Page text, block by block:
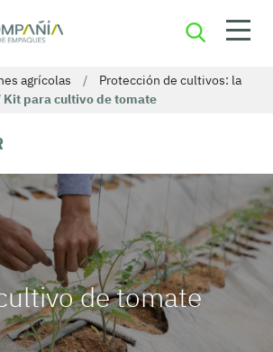
agrícolas /
Protección de cultivos: la
Kit para cultivo de tomate
de tomate